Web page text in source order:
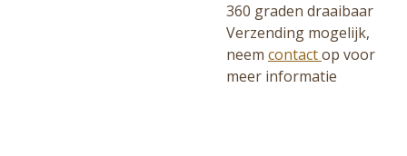
360 graden draaibaar
Verzending mogelijk,
neem contactop voor
meer informatie